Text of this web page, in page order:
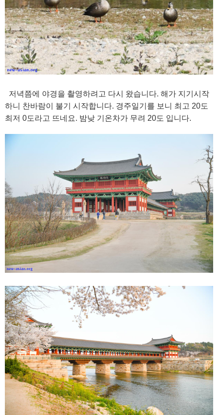
저녁쯤에 야경을 촬영하려고 다시 왔습니다. 해가 지기시작
하니 찬바람이 불기 시작합니다. 경주일기를 보니 최고 20도
최저 0도라고 뜨네요. 밤낮 기온차가 무려 20도 입니다.